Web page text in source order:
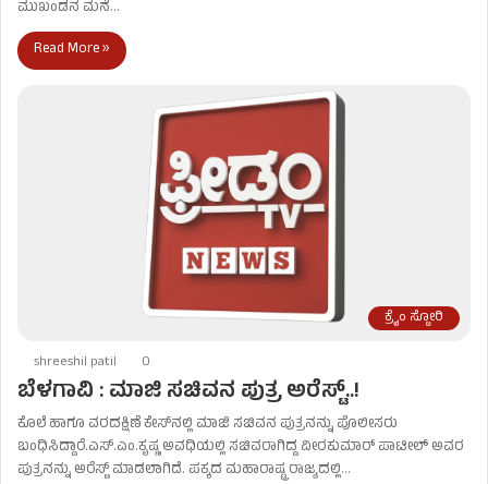
ಮುಖಂಡನ ಮನೆ…
Read More »
ಕ್ರೈಂ ಸ್ಟೋರಿ
shreeshil patil 0
ಬೆಳಗಾವಿ : ಮಾಜಿ ಸಚಿವನ ಪುತ್ರ ಅರೆಸ್ಟ್​..!
ಕೊಲೆ ಹಾಗೂ ವರದಕ್ಷಿಣೆ ಕೇಸ್​ನಲ್ಲಿ ಮಾಜಿ ಸಚಿವನ ಪುತ್ರನನ್ನು ಪೊಲೀಸರು
ಬಂಧಿಸಿದ್ದಾರೆ.ಎಸ್​.ಎಂ.ಕೃಷ್ಣ ಅವಧಿಯಲ್ಲಿ ಸಚಿವರಾಗಿದ್ದ ವೀರಕುಮಾರ್ ಪಾಟೀಲ್ ಅವರ
ಪುತ್ರನನ್ನು ಅರೆಸ್ಟ್​ ಮಾಡಲಾಗಿದೆ. ಪಕ್ಕದ ಮಹಾರಾಷ್ಟ್ರ ರಾಜ್ಯದಲ್ಲಿ…